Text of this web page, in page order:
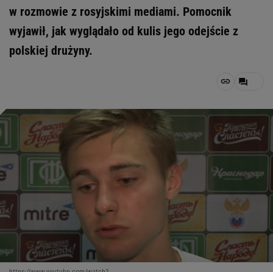
w rozmowie z rosyjskimi mediami. Pomocnik
wyjawił, jak wyglądało od kulis jego odejście z
polskiej drużyny.